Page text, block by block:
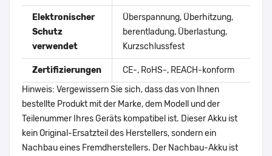
Elektronischer
Schutz
verwendet
Überspannung, Überhitzung,
berentladung, Überlastung,
Kurzschlussfest
Zertifizierungen
CE-, RoHS-, REACH-konform
Hinweis: Vergewissern Sie sich, dass das von Ihnen
bestellte Produkt mit der Marke, dem Modell und der
Teilenummer Ihres Geräts kompatibel ist. Dieser Akku ist
kein Original-Ersatzteil des Herstellers, sondern ein
Nachbau eines Fremdherstellers. Der Nachbau-Akku ist